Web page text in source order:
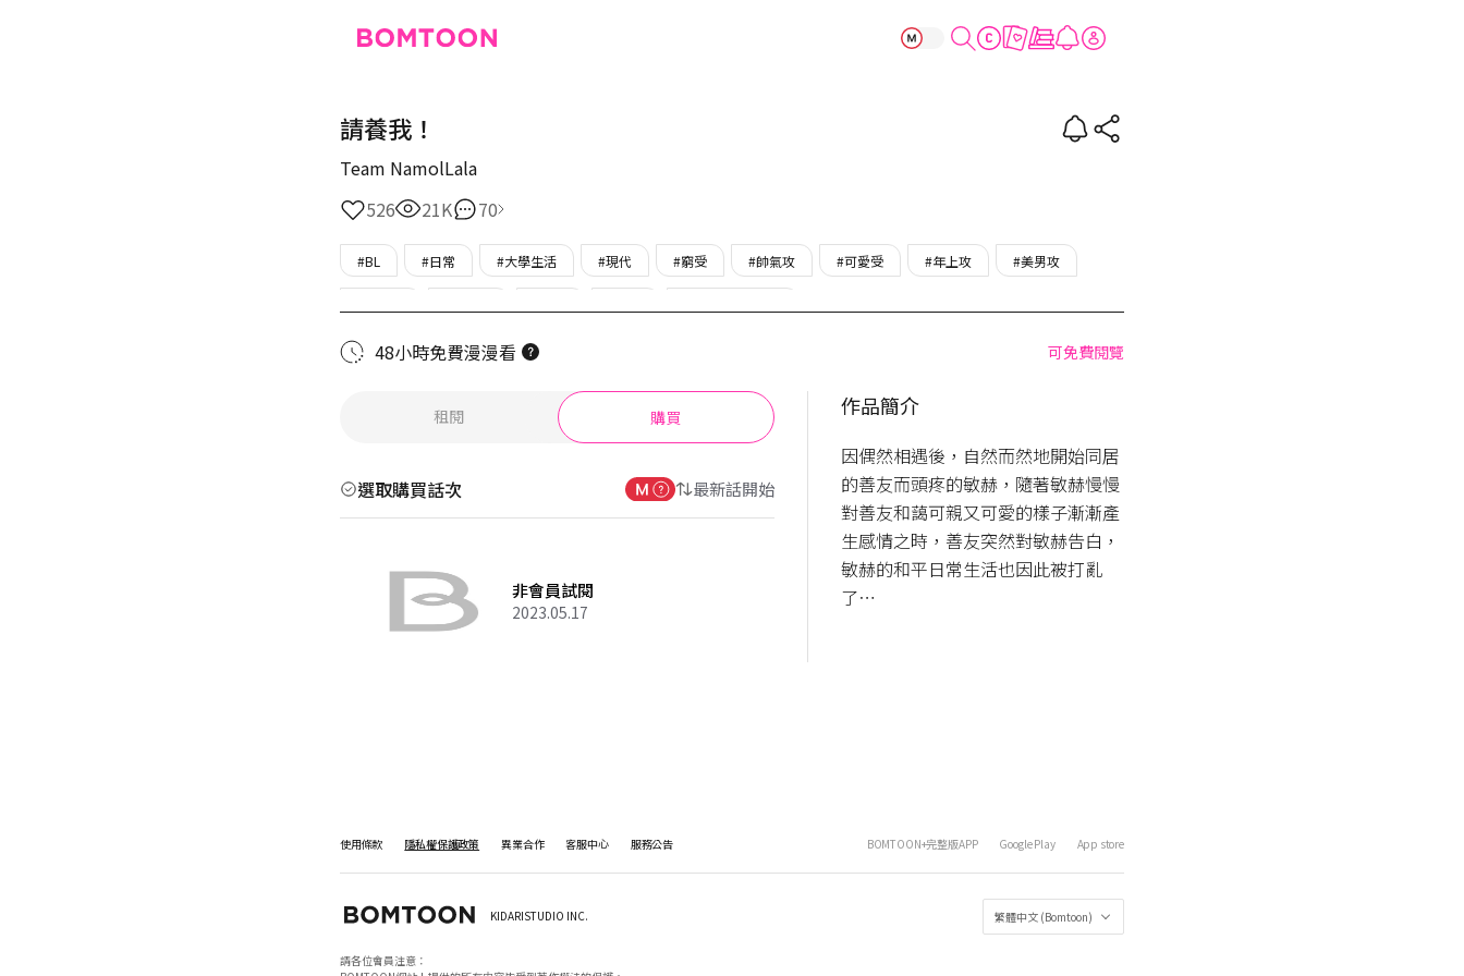
請養我！
Team NamolLala
526
21K 70
#BL #日常 #大學生活 #現代 #窮受 #帥氣攻 #可愛受 #年上攻 #美男攻
48小時免費漫漫看 可免費閱覽
租閱 購買
選取購買話次 最新話開始
非會員試閱
2023.05.17
作品簡介
因偶然相遇後，自然而然地開始同居
的善友而頭疼的敏赫，隨著敏赫慢慢
對善友和藹可親又可愛的樣子漸漸產
生感情之時，善友突然對敏赫告白，
敏赫的和平日常生活也因此被打亂
了⋯
使用條款 隱私權保護政策 異業合作 客服中心 服務公告 BOMTOON+完整版APP Google Play App store
繁體中文 (Bomtoon)
KIDARISTUDIO INC.
請各位會員注意：